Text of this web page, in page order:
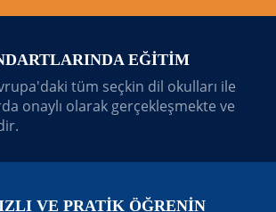
EĞİTİM
tüm seçkin dil okulları ile
onaylı olarak gerçekleşmekte ve
VE PRATİK ÖĞRENİN